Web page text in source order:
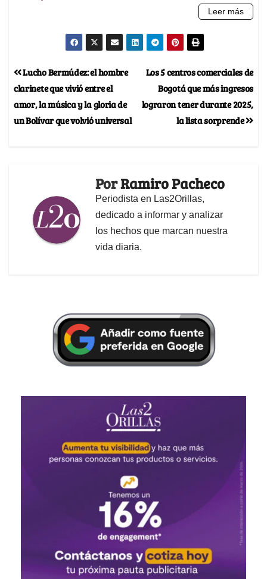
Los 5 centros comerciales de
Bogotá que más ingresos
lograron tener durante 2025,
la lista sorprende
Lucho Bermúdez: el hombre
clarinete que vivió entre el
amor, la música y la gloria de
un Bolívar que volvió universal
PorRamiro Pacheco
Periodista en Las2Orillas,
dedicado a informar y analizar
los hechos que marcan nuestra
vida diaria.